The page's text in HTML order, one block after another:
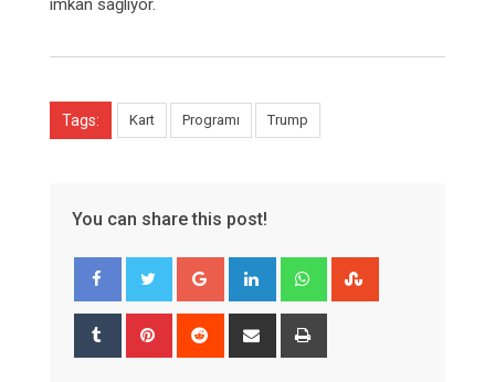
imkan sağlıyor.
Tags: Kart Programı Trump
You can share this post!
Google+ LinkedIn Whatsapp
Tumblr Pinterest Reddit
Share